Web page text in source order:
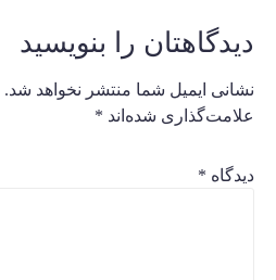
دیدگاهتان را بنویسید
نشانی ایمیل شما منتشر نخواهد شد.
علامت‌گذاری شده‌اند *
دیدگاه *